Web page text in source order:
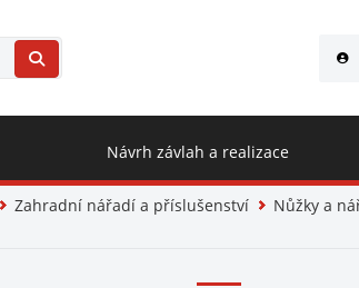
Návrh závlah a realizace
Zahradní nářadí a příslušenství
Nůžky a